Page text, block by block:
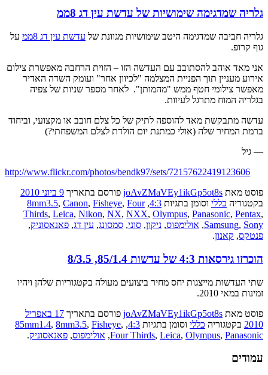
גלריה שמדגימה שימושיות של עדשת עין דג 8ממ
גלריה חביבה שמדגימה היטב שימושיות מגוונת של עדשת עין דג 8ממ
על
גוף קרופ.
אני מאד אוהב להסתובב עם העדשה הזו – הזוית הרחבה מאפשרת צילום
אירוע מעניין תוך הפניית המצלמה "לכיוון אחר" ועומק השדה האדיר
מאפשר צילומי חטף ממש "מהמותן". לאחר מספר שניות של צפיה
בגלריה המוח מתרגל לעיוות.
עדשה מתבקשת מאד להוספה לתיק של כל צלם חובב או מקצועי, וביחוד
ברמת המחיר שלה (אולי כמתנת יום הולדת לצלם המשפחתי?)
— גיל
http://www.flickr.com/photos/bendk97/sets/72157622419123606
פוסט מאת joAvZMaVEy1ikGp5ot8s פורסם בתאריך 9 ביוני 2010
בקטגוריה כללי וסומן בתגיות 4:3
,
8mm3.5, Canon, Fisheye, Four
Thirds, Leica, Nikon, NX, NXX, Olympus, Panasonic, Pentax,
Samsung, Sony
, אולימפוס, ניקון, סוני, סמסונג, עין דג, פאנאסוניק,
פנטקס, קאנון.
הוכרזו גירסאות 4:3 של עדשות 85/1.4, 8/3.5
שתי העדשות מייצגות יחס מחיר ביצועים מעולה בקטגוריות שלהן ויהיו
זמינות במאי 2010.
פוסט מאת joAvZMaVEy1ikGp5ot8s פורסם בתאריך
17 באפריל
2010 בקטגוריה כללי וסומן בתגיות 4:3
,
85mm1.4, 8mm3.5, Fisheye,
Four Thirds, Leica, Olympus, Panasonic
, אולימפוס, פאנאסוניק.
עמודים